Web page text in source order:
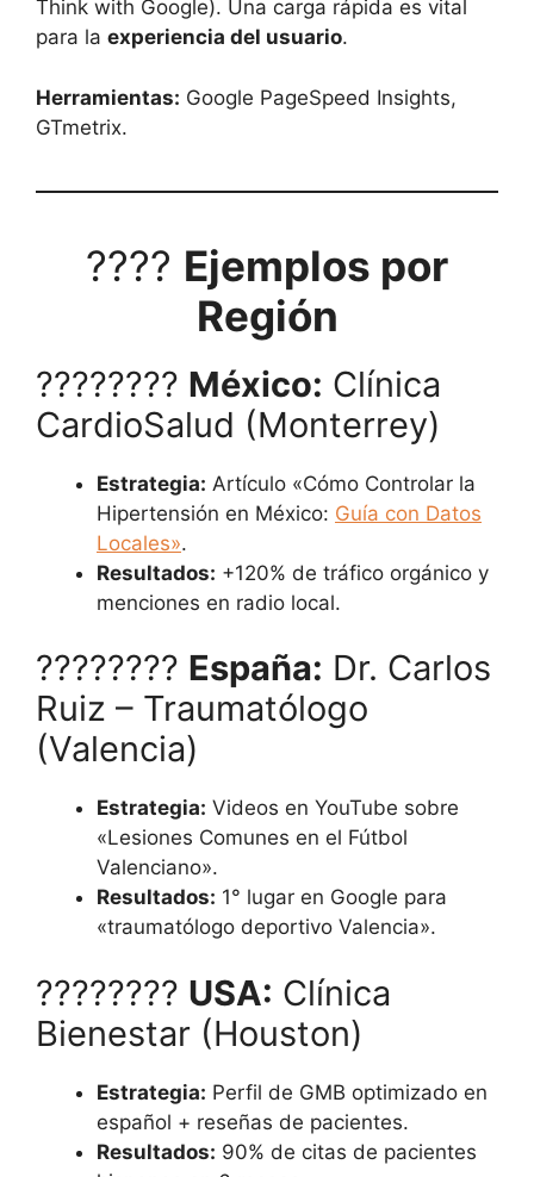
Think with Google). Una carga rápida es vital
para la experiencia del usuario.
Herramientas: Google PageSpeed Insights,
GTmetrix.
???? Ejemplos por
Región
???????? México: Clínica
CardioSalud (Monterrey)
Estrategia: Artículo «Cómo Controlar la
Hipertensión en México: Guía con Datos
Locales».
Resultados: +120% de tráfico orgánico y
menciones en radio local.
???????? España: Dr. Carlos
Ruiz – Traumatólogo
(Valencia)
Estrategia: Videos en YouTube sobre
«Lesiones Comunes en el Fútbol
Valenciano».
Resultados: 1° lugar en Google para
«traumatólogo deportivo Valencia».
???????? USA: Clínica
Bienestar (Houston)
Estrategia: Perfil de GMB optimizado en
español + reseñas de pacientes.
Resultados: 90% de citas de pacientes